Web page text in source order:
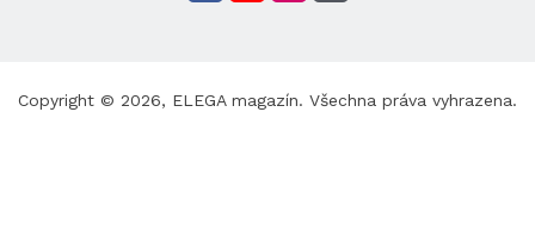
Copyright © 2026, ELEGA magazín. Všechna práva vyhrazena.